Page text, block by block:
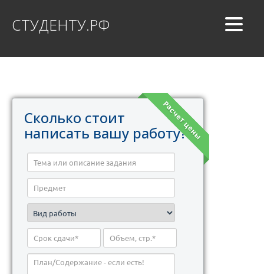
СТУДЕНТУ.РФ
Расчет цены
Сколько стоит
написать вашу работу?